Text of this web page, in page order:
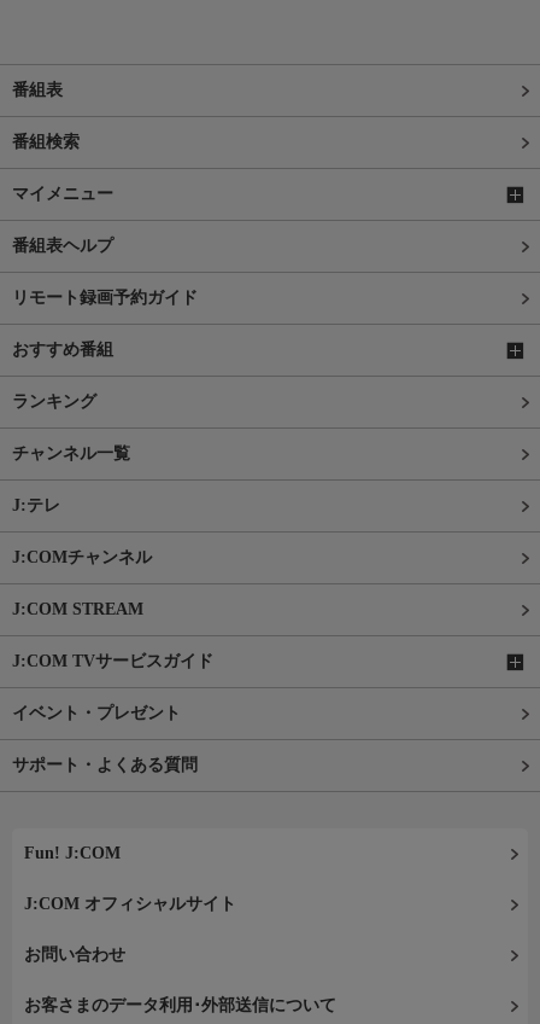
番組表
番組検索
マイメニュー
番組表ヘルプ
リモート録画予約ガイド
おすすめ番組
ランキング
チャンネル一覧
J:テレ
J:COMチャンネル
J:COM STREAM
J:COM TVサービスガイド
イベント・プレゼント
サポート・よくある質問
Fun! J:COM
J:COM オフィシャルサイト
お問い合わせ
お客さまのデータ利用･外部送信について